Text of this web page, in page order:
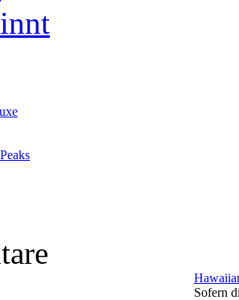
Sofern